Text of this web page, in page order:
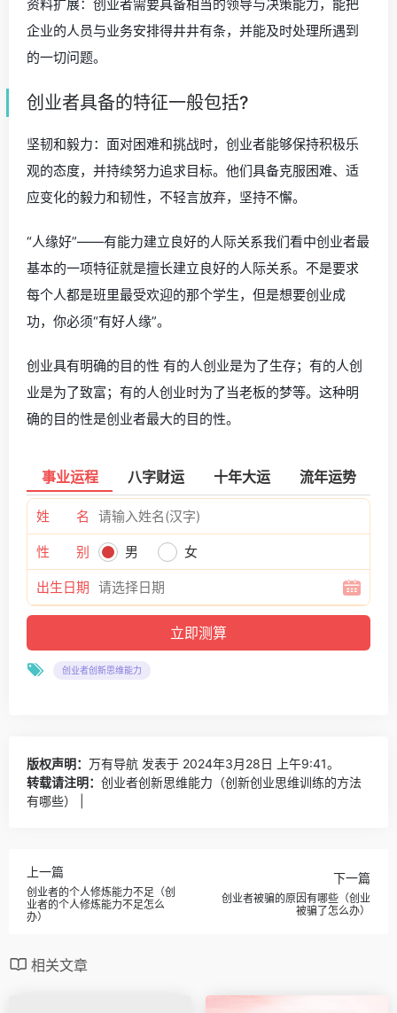
资料扩展：创业者需要具备相当的领导与决策能力，能把
企业的人员与业务安排得井井有条，并能及时处理所遇到
的一切问题。
创业者具备的特征一般包括?
坚韧和毅力：面对困难和挑战时，创业者能够保持积极乐
观的态度，并持续努力追求目标。他们具备克服困难、适
应变化的毅力和韧性，不轻言放弃，坚持不懈。
“人缘好”——有能力建立良好的人际关系我们看中创业者最
基本的一项特征就是擅长建立良好的人际关系。不是要求
每个人都是班里最受欢迎的那个学生，但是想要创业成
功，你必须“有好人缘”。
创业具有明确的目的性 有的人创业是为了生存；有的人创
业是为了致富；有的人创业时为了当老板的梦等。这种明
确的目的性是创业者最大的目的性。
事业运程 八字财运 十年大运 流年运势
姓 名
性 别 男 女
出生日期
创业者创新思维能力
版权声明： 万有导航 发表于 2024年3月28日 上午9:41。
转载请注明： 创业者创新思维能力（创新创业思维训练的方法
有哪些） |
上一篇
创业者的个人修炼能力不足（创
业者的个人修炼能力不足怎么
办）
下一篇
创业者被骗的原因有哪些（创业
被骗了怎么办）
相关文章